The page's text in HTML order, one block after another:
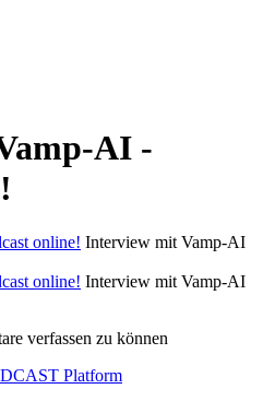
AI -
Interview mit Vamp-AI
Interview mit Vamp-AI
verfassen zu können
Platform